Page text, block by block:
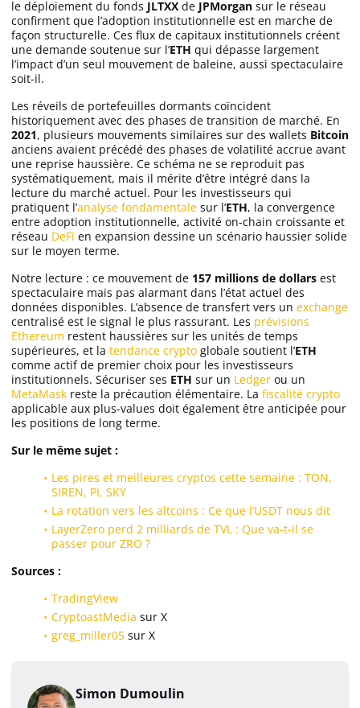
le déploiement du fonds JLTXX de JPMorgan sur le réseau
confirment que l’adoption institutionnelle est en marche de
façon structurelle. Ces flux de capitaux institutionnels créent
une demande soutenue sur l’ETH qui dépasse largement
l’impact d’un seul mouvement de baleine, aussi spectaculaire
soit-il.
Les réveils de portefeuilles dormants coïncident
historiquement avec des phases de transition de marché. En
2021, plusieurs mouvements similaires sur des wallets Bitcoin
anciens avaient précédé des phases de volatilité accrue avant
une reprise haussière. Ce schéma ne se reproduit pas
systématiquement, mais il mérite d’être intégré dans la
lecture du marché actuel. Pour les investisseurs qui
pratiquent l’analyse fondamentale sur l’ETH, la convergence
entre adoption institutionnelle, activité on-chain croissante et
réseau DeFi en expansion dessine un scénario haussier solide
sur le moyen terme.
Notre lecture : ce mouvement de 157 millions de dollars est
spectaculaire mais pas alarmant dans l’état actuel des
données disponibles. L’absence de transfert vers un exchange
centralisé est le signal le plus rassurant. Les prévisions
Ethereum restent haussières sur les unités de temps
supérieures, et la tendance crypto globale soutient l’ETH
comme actif de premier choix pour les investisseurs
institutionnels. Sécuriser ses ETH sur un Ledger ou un
MetaMask reste la précaution élémentaire. La fiscalité crypto
applicable aux plus-values doit également être anticipée pour
les positions de long terme.
Sur le même sujet :
Les pires et meilleures cryptos cette semaine : TON,
SIREN, PI, SKY
La rotation vers les altcoins : Ce que l’USDT nous dit
LayerZero perd 2 milliards de TVL : Que va-t-il se
passer pour ZRO ?
Sources :
TradingView
CryptoastMedia sur X
greg_miller05 sur X
Simon Dumoulin